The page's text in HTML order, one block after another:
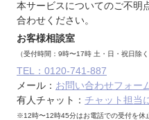
本サービスについてのご不明
合わせください。
お客様相談室
（受付時間：9時〜17時 土・日・祝日除く
TEL：0120-741-887
メール： お問い合わせフォー
有人チャット： チャット担当
※12時〜12時45分はお電話での受付を休